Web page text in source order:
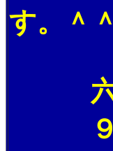
す。＾＾
六
９月